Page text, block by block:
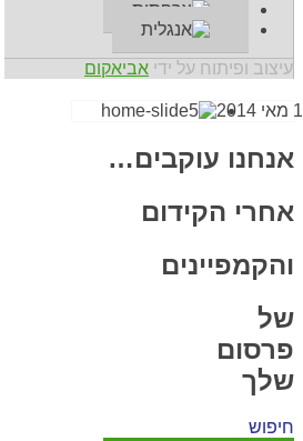
עיצוב ופיתוח על ידי אביאקום
אנחנו עוקבים…
אחרי הקידום
והקמפיינים
של
פרסום
שלך
חיפוש